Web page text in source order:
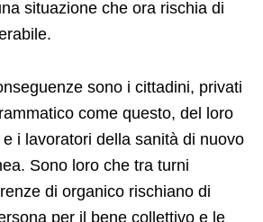
situazione che ora rischia di
sono i cittadini, privati
come questo, del loro
i lavoratori della sanità di nuovo
Sono loro che tra turni
di organico rischiano di
per il bene collettivo e le